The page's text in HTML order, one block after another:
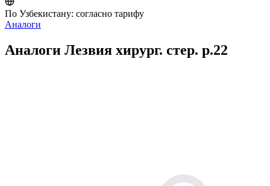
По Узбекистану: согласно тарифу
Аналоги
Аналоги Лезвия хирург. стер. р.22